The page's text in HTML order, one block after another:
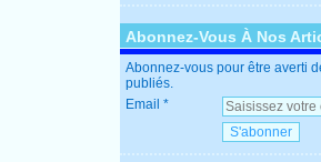
Abonnez-Vous À Nos
Abonnez-vous pour être averti
publiés.
Email